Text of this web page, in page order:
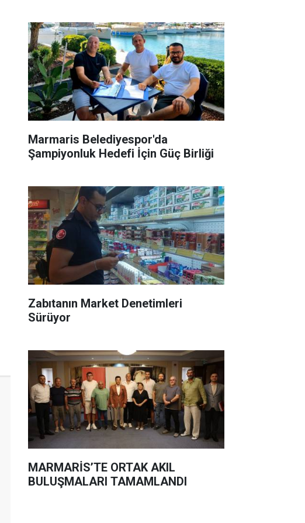
Marmaris Belediyespor'da
Şampiyonluk Hedefi İçin Güç Birliği
Zabıtanın Market Denetimleri
Sürüyor
MARMARİS’TE ORTAK AKIL
BULUŞMALARI TAMAMLANDI